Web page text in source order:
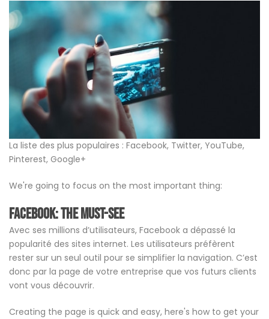
La liste des plus populaires : Facebook, Twitter, YouTube,
Pinterest, Google+
We're going to focus on the most important thing:
Facebook: the must-see
Avec ses millions d’utilisateurs, Facebook a dépassé la
popularité des sites internet. Les utilisateurs préfèrent
rester sur un seul outil pour se simplifier la navigation. C’est
donc par la page de votre entreprise que vos futurs clients
vont vous découvrir.
Creating the page is quick and easy, here's how to get your